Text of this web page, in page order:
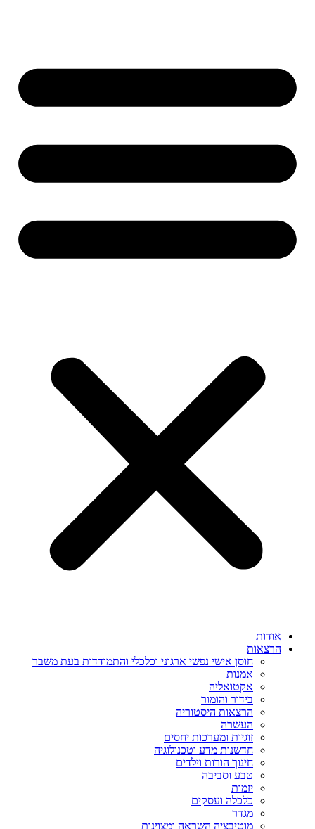
אודות
הרצאות
חוסן אישי נפשי ארגוני וכלכלי והתמודדות בעת משבר
אמנות
אקטואליה
בידור והומור
הרצאות היסטוריה
העשרה
זוגיות ומערכות יחסים
חדשנות מדע וטכנולוגיה
חינוך הורות וילדים
טבע וסביבה
יזמות
כלכלה ועסקים
מגדר
מוטיבציה השראה ומצוינות